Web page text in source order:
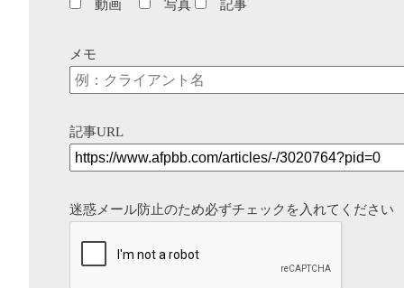
動画
写真 記事
メモ
記事URL
迷惑メール防止のため必ずチェックを入れてください